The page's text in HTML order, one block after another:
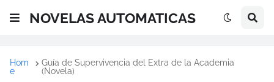
NOVELAS AUTOMATICAS
Hom
e
Guía de Supervivencia del Extra de la Academia
(Novela)